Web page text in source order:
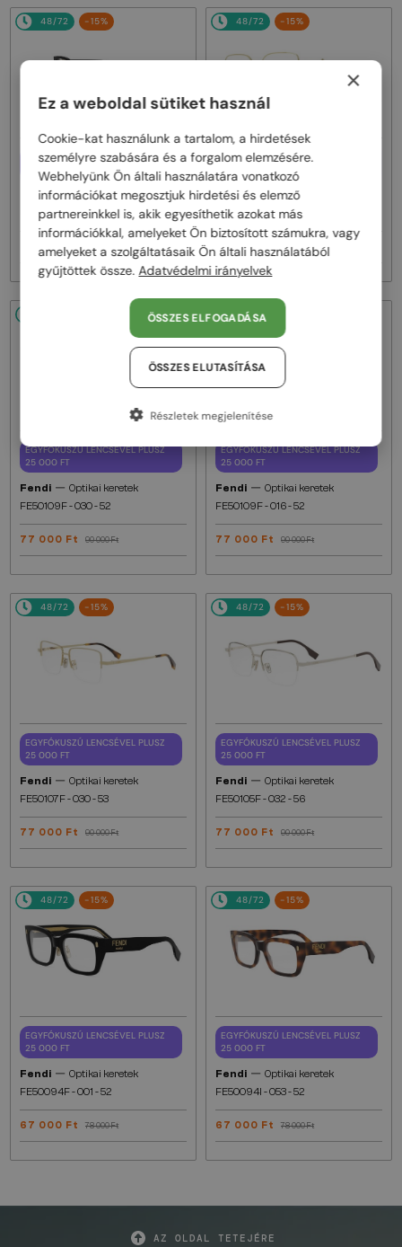
48/72 -15%
EGYFÓKUSZÚ LENCSÉVEL PLUSZ
25 000 FT
Fendi—Optikai keretek
FE50100I - 001 - 53
77 000 Ft 90 000 Ft
48/72 -15%
EGYFÓKUSZÚ LENCSÉVEL PLUSZ
25 000 FT
Fendi—Optikai keretek
FE50110F - 030 - 54
77 000 Ft 90 000 Ft
EGYFÓKUSZÚ LENCSÉVEL PLUSZ
25 000 FT
Fendi — Optikai keretek
FE50109F - 030 - 52
77 000 Ft 90 000 Ft
48/72
EGYFÓKUSZÚ LENCSÉVEL PLUSZ
25 000 FT
Fendi — Optikai keretek
FE50109F - 016 - 52
77 000 Ft 90 000 Ft
48/72 -15%
EGYFÓKUSZÚ LENCSÉVEL PLUSZ
25 000 FT
Fendi — Optikai keretek
FE50107F - 030 - 53
77 000 Ft 90 000 Ft
48/72 -15%
EGYFÓKUSZÚ LENCSÉVEL PLUSZ
25 000 FT
Fendi — Optikai keretek
FE50105F - 032 - 56
77 000 Ft 90 000 Ft
48/72 -15%
EGYFÓKUSZÚ LENCSÉVEL PLUSZ
25 000 FT
Fendi — Optikai keretek
FE50094F - 001 - 52
67 000 Ft 78 000 Ft
48/72 -15%
EGYFÓKUSZÚ LENCSÉVEL PLUSZ
25 000 FT
Fendi — Optikai keretek
FE50094I - 053 - 52
67 000 Ft 78 000 Ft
AZ OLDAL TETEJÉRE
×
Ez a weboldal sütiket használ
Cookie-kat használunk a tartalom, a hirdetések
személyre szabására és a forgalom elemzésére.
Webhelyünk Ön általi használatára vonatkozó
információkat megosztjuk hirdetési és elemző
partnereinkkel is, akik egyesíthetik azokat más
információkkal, amelyeket Ön biztosított számukra, vagy
amelyeket a szolgáltatásaik Ön általi használatából
gyűjtöttek össze. Adatvédelmi irányelvek
ÖSSZES ELFOGADÁSA
ÖSSZES ELUTASÍTÁSA
Részletek megjelenítése